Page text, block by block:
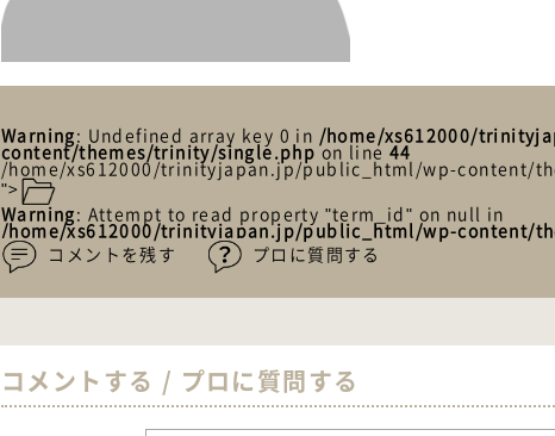
Warning: Undefined array key 0 in /home/xs612000/
content/themes/trinity/single.php on line 44
/home/xs612000/trinityjapan.jp/public_html/wp-content/
">
Warning: Attempt to read property "term_id" on null in
/home/xs612000/trinityjapan.jp/public_html/wp-content/
コメントを残す
プロに質問する
コメントする / プロに質問する